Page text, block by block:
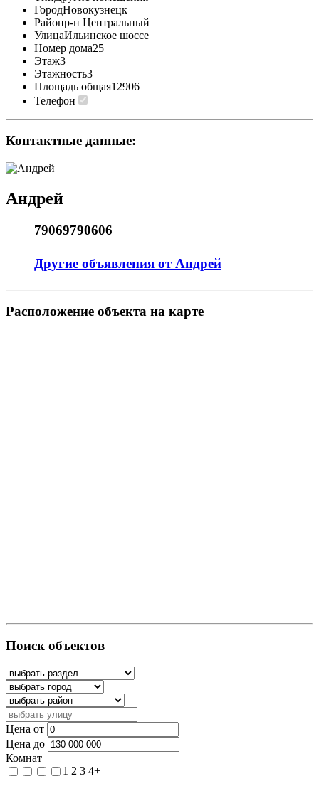
ГородНовокузнецк
Районр-н Центральный
УлицаИльинское шоссе
Номер дома25
Этаж3
Этажность3
Площадь общая12906
Телефон
Контактные данные:
Андрей
79069790606
Другие объявления от Андрей
Pасположение объекта на карте
Поиск объектов
Цена от
Цена до
Комнат
1 2 3 4+